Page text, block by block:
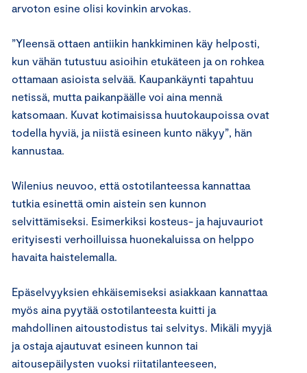
arvoton esine olisi kovinkin arvokas.
”Yleensä ottaen antiikin hankkiminen käy helposti,
kun vähän tutustuu asioihin etukäteen ja on rohkea
ottamaan asioista selvää. Kaupankäynti tapahtuu
netissä, mutta paikanpäälle voi aina mennä
katsomaan. Kuvat kotimaisissa huutokaupoissa ovat
todella hyviä, ja niistä esineen kunto näkyy”, hän
kannustaa.
Wilenius neuvoo, että ostotilanteessa kannattaa
tutkia esinettä omin aistein sen kunnon
selvittämiseksi. Esimerkiksi kosteus- ja hajuvauriot
erityisesti verhoilluissa huonekaluissa on helppo
havaita haistelemalla.
Epäselvyyksien ehkäisemiseksi asiakkaan kannattaa
myös aina pyytää ostotilanteesta kuitti ja
mahdollinen aitoustodistus tai selvitys. Mikäli myyjä
ja ostaja ajautuvat esineen kunnon tai
aitousepäilysten vuoksi riitatilanteeseen,